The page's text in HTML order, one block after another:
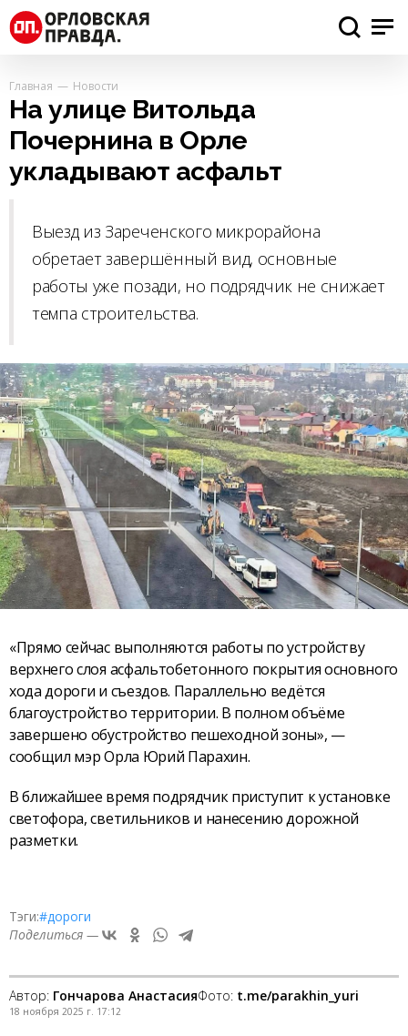
Главная Новости
На улице Витольда
Почернина в Орле
укладывают асфальт
Выезд из Зареченского микрорайона
обретает завершённый вид, основные
работы уже позади, но подрядчик не снижает
темпа строительства.
«Прямо сейчас выполняются работы по устройству
верхнего слоя асфальтобетонного покрытия основного
хода дороги и съездов. Параллельно ведётся
благоустройство территории. В полном объёме
завершено обустройство пешеходной зоны», —
сообщил мэр Орла Юрий Парахин.
В ближайшее время подрядчик приступит к установке
светофора, светильников и нанесению дорожной
разметки.
Тэги:#дороги
Поделиться —
Автор: Гончарова АнастасияФото: t.me/parakhin_yuri
18 ноября 2025 г. 17:12